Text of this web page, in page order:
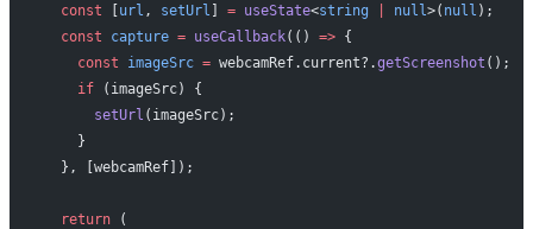
  const
url , setUrl = useState<string null>( null );
  const
capture = useCallback(() => {
    const
imageSrc = webcamRef.current?.getScreenshot ();
    if
(imageSrc) {
      setUrl
(imageSrc);
    }
  }, [webcamRef]);
  return
(